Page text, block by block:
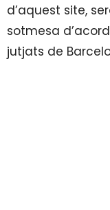
d’aquest site,
sotmesa
jutjats de